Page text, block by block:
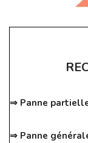
⇒ Panne
⇒ Panne